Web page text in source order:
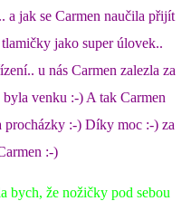
a jak se Carmen naučila přijít
jako super úlovek..
u nás Carmen zalezla za
venku :-) A tak Carmen
procházky :-) Díky moc :-) za
:-)
bych, že nožičky pod sebou